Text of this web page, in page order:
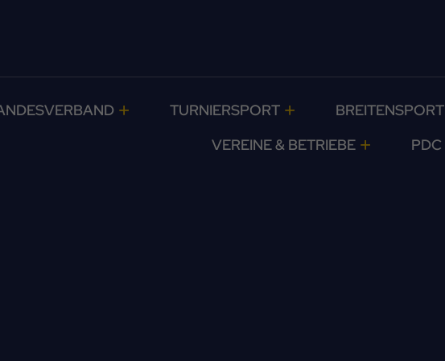
TURNIERSPORT BREITENSPORT
VEREINE & BETRIEBE
PDC